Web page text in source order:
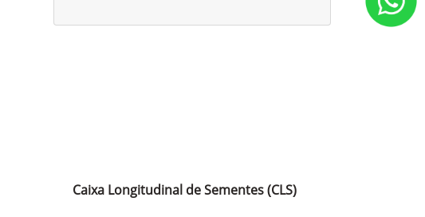
Caixa Longitudinal de Sementes (CLS)